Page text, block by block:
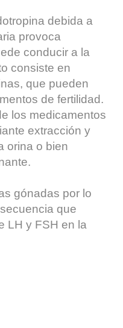
debida a
provoca
conducir a la
consiste en
que pueden
de fertilidad.
los medicamentos
extracción y
orina o bien
gónadas por lo
que
LH y FSH en la